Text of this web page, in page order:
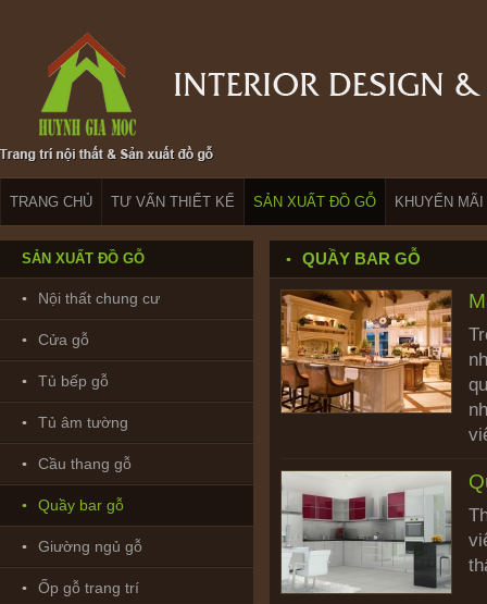
TRANG CHỦ TƯ VẤN THIẾT KẾ SẢN XUẤT ĐỒ GỖ KHUYẾN
SẢN XUẤT ĐỒ GỖ
Nội thất chung cư
Cửa gỗ
Tủ bếp gỗ
Tủ âm tường
Cầu thang gỗ
Quầy bar gỗ
Giường ngủ gỗ
Ốp gỗ trang trí
Bảo hành & Bảo trì_ Trường Giang:
QUẦY BAR GỖ